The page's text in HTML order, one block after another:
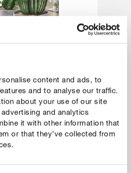
content and ads, to
and to analyse our traffic.
about your use of our site
and analytics
it with other information that
or that they’ve collected from
du sol
Cactées & Succulentes
la plantation de toutes les types
grasses. Granulés de pierre